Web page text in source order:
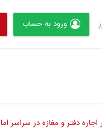
ورود به حساب
اجاره دفتر و مغازه در سراسر